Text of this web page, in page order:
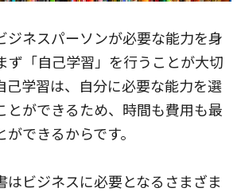
ジネスパーソンが必要な能力を身
ず「自己学習」を行うことが大切
己学習は、自分に必要な能力を選
とができるため、時間も費用も最
できるからです。
はビジネスに必要となるさまざま